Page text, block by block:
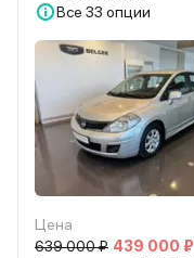
Все 33 опции
Цена
639 000 ₽ 439 000 ₽